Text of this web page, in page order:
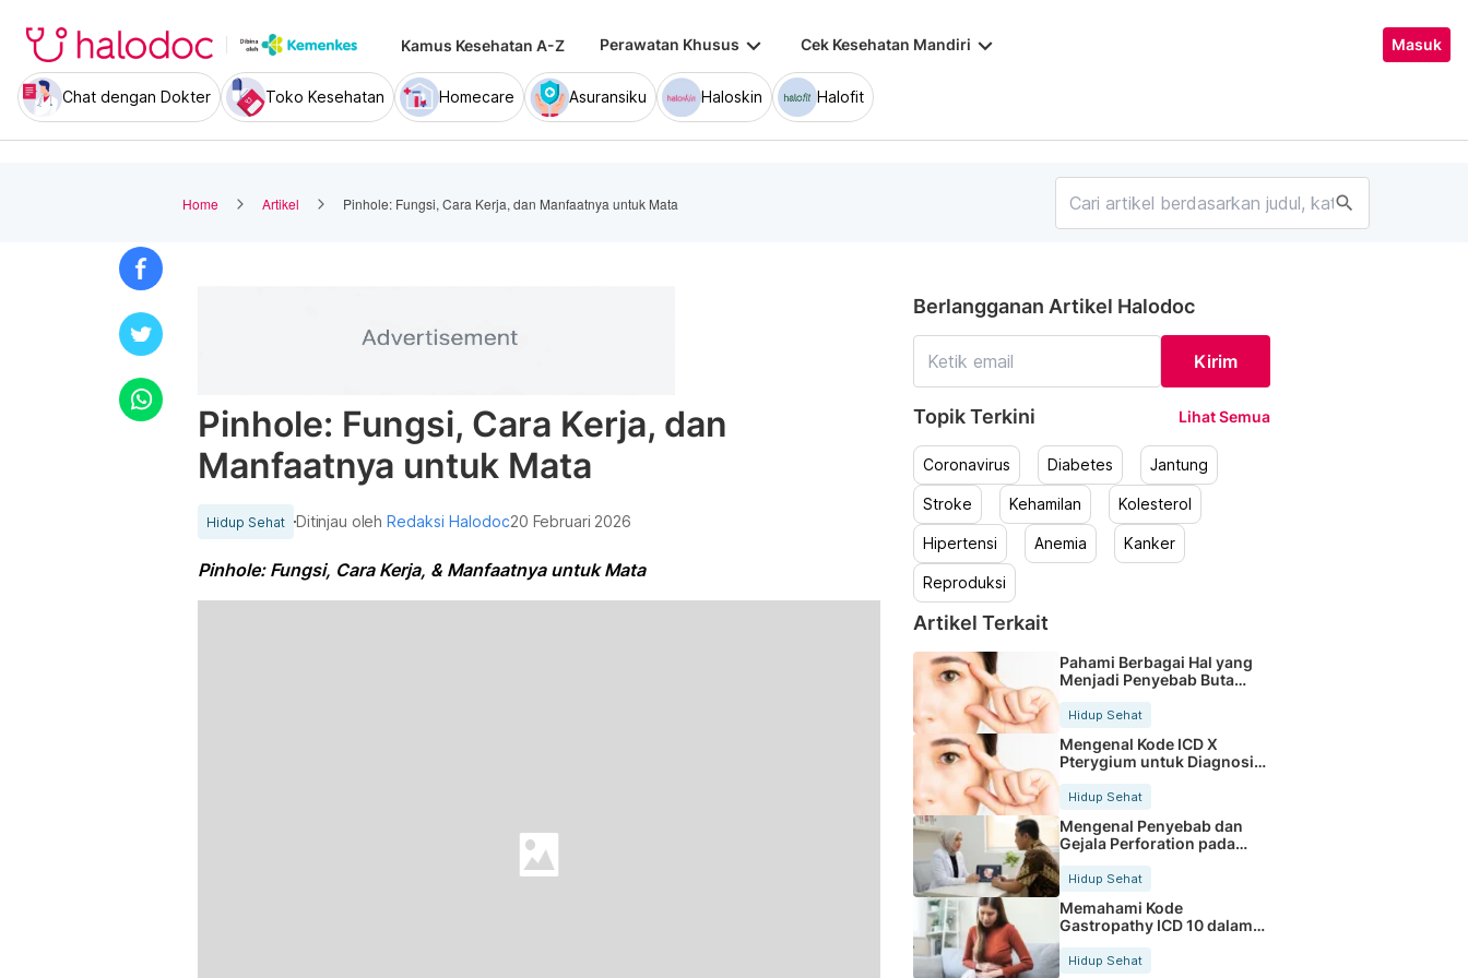
Kamus Kesehatan A-Z Perawatan Khusus keyboard_arrow_down Cek Kesehatan Mandiri keyboard_arrow_down Masuk
Chat dengan Dokter Toko Kesehatan Homecare Asuransiku Haloskin Halofit
Home Artikel Pinhole: Fungsi, Cara Kerja, dan Manfaatnya untuk Mata search
Pinhole: Fungsi, Cara Kerja, dan
Manfaatnya untuk Mata
Hidup Sehat Ditinjau olehRedaksi Halodoc20 Februari 2026
Pinhole: Fungsi, Cara Kerja, & Manfaatnya untuk Mata
Berlangganan Artikel Halodoc
Kirim
Topik Terkini Lihat Semua
Coronavirus Diabetes Jantung
Stroke Kehamilan Kolesterol
Hipertensi Anemia Kanker
Reproduksi
Artikel Terkait
Pahami Berbagai Hal yang
Menjadi Penyebab Buta
Hidup Sehat
Mengenal Kode ICD X
Pterygium untuk Diagnosis
Hidup Sehat
Mengenal Penyebab dan
Gejala Perforation pada
Tubuh
Hidup Sehat
Memahami Kode
Gastropathy ICD 10 dalam
Rekam Medis Pasien
Hidup Sehat